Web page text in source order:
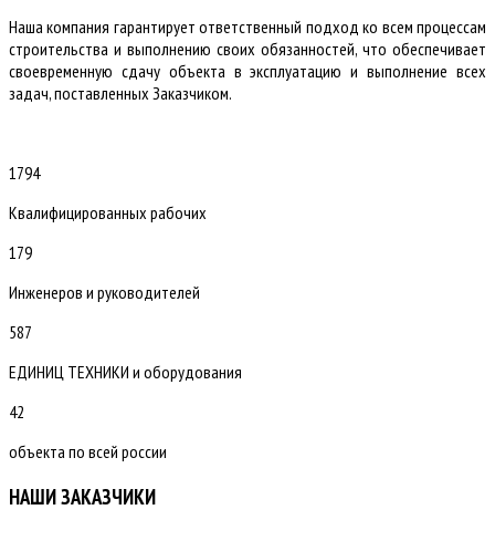
Наша компания гарантирует ответственный подход ко всем процессам
строительства и выполнению своих обязанностей, что обеспечивает
своевременную сдачу объекта в эксплуатацию и выполнение всех
задач, поставленных Заказчиком.
1794
Квалифицированных рабочих
179
Инженеров и руководителей
587
ЕДИНИЦ ТЕХНИКИ и оборудования
42
объекта по всей россии
НАШИ ЗАКАЗЧИКИ